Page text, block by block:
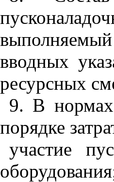
вводных
ресурсных
9. В
порядке
участие